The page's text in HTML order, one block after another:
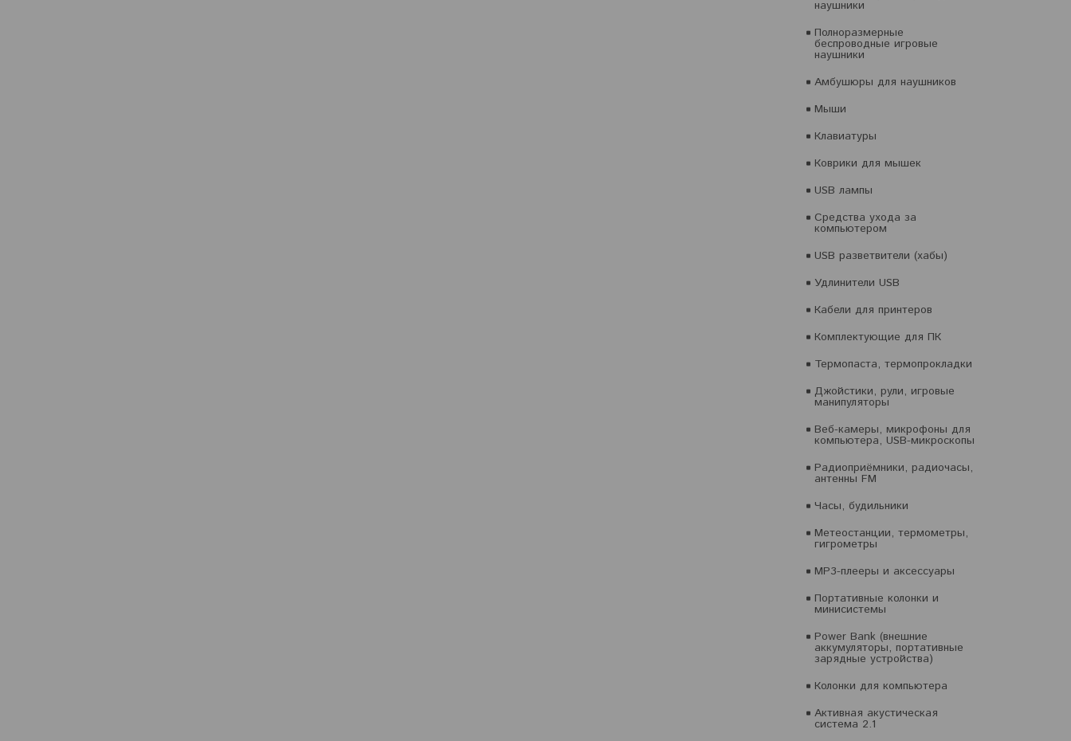
наушники
Полноразмерные
беспроводные игровые
наушники
Амбушюры для наушников
Мыши
Клавиатуры
Коврики для мышек
USB лампы
Средства ухода за
компьютером
USB разветвители (хабы)
Удлинители USB
Кабели для принтеров
Комплектующие для ПК
Термопаста, термопрокладки
Джойстики, рули, игровые
манипуляторы
Веб-камеры, микрофоны для
компьютера, USB-микроскопы
Радиоприёмники, радиочасы,
антенны FM
Часы, будильники
Метеостанции, термометры,
гигрометры
MP3-плееры и аксессуары
Портативные колонки и
минисистемы
Power Bank (внешние
аккумуляторы, портативные
зарядные устройства)
Колонки для компьютера
Активная акустическая
система 2.1